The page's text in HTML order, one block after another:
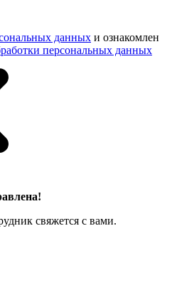
данных и ознакомлен
персональных данных
свяжется с вами.